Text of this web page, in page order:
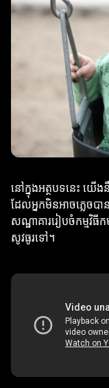
នៅក្នុងអត្ថបទនេះ យើ
ដែលអ្នកមិនអាចភ្លេចប
សណ្ឋាគាររៀបចំកម្មវិ
សូវធូរទៅ។